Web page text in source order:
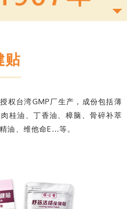
贴
权台湾GMP厂生产，成份包括薄
桂油、丁香油、樟脑、骨碎补萃
油、维他命E...等。